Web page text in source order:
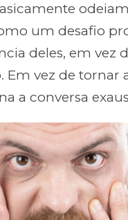
um desafio
deles, em vez
Em vez de tornar
a conversa